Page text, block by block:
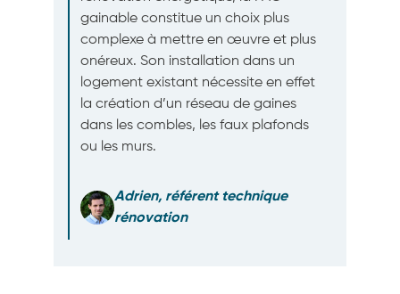
gainable constitue un choix plus
complexe à mettre en œuvre et plus
onéreux. Son installation dans un
logement existant nécessite en effet
la création d’un réseau de gaines
dans les combles, les faux plafonds
ou les murs.
Adrien, référent technique
rénovation